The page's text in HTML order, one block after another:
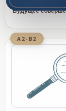
Будущее
A2-B2